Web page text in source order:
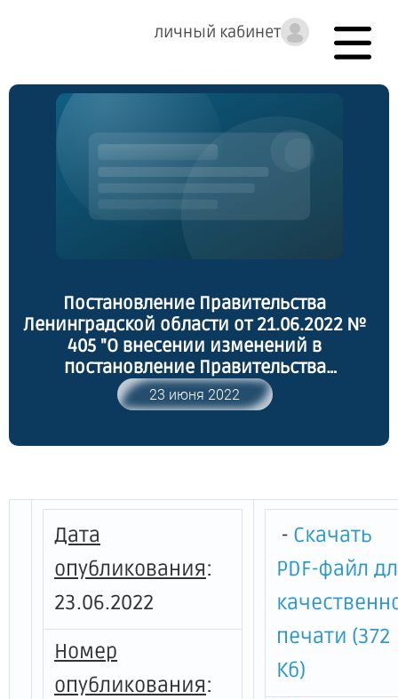
личный кабинет
Постановление Правительства
Ленинградской области от 21.06.2022 №
405 "О внесении изменений в
постановление Правительства
Ленинградской области от 14 ноября
2013 года № 400 "Об утверждении
Ленинградской области "Обеспечение
развития коммунальной и инженерной
инфраструктуры и повышение
энергоэффективности в Ленинградской
области"
23 июня 2022
Дата
опубликования:
23.06.2022
Номер
опубликования:
- Скачать
PDF-файл
печати (372
Кб)